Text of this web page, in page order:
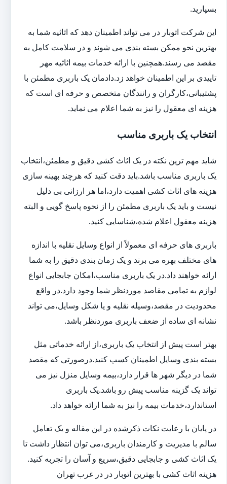
بسپارید.
این شرکت اتوبار در می تواند اطمینان دهد که اثاثیه شما به
بهترین نحو ممکن بسته بندی می شوند و در سلامت کامل به
مقصد می رسند.همچنین با ارائه خدمات بیمه اثاثیه مهر
تاییدی بر این اطمینان خواهد زد.دادمان یک باربری مطمئن با
پشتیبانی،کارگران و رانندگان متخصص و حرفه ای است که
هزینه ای معقول را نیز به شما اعلام می نماید.
انتخاب یک باربری مناسب
شاید مهم ترین نکته در یک اثاث کشی دقیق و مطمئن،انتخاب
یک باربری مناسب باشد.باید دقت کنید که هرچند بهینه سازی
هزینه های اثاث کشی اهمیت دارد،اما هر ارزانی بی دلیل
نیست و باید یک باربری مطمئن را از نحوه پاسخ گویی و البته
هزینه معقول اعلام شده،شناسایی کنید.
باربری های حرفه ای معمولاً از انواع وسایل نقلیه با اندازه
های مختلف بهره می برند و یک زمان بندی دقیق را به شما
ارائه خواهند داد.در یک باربری مناسب،امکان جابجایی انواع
لوازم به تمامی مقاصد موردنظر شما وجود دارد.در واقع
محدودیت در مقصد،وسیله نقلیه و یا شکل وسایل،می تواند
نشانه ای ساده از ضعف باربری موردنظر باشد.
بهتر است پیش از انتخاب یک باربری،از ارائه خدماتی مثل
بسته بندی وسایل اطمینان کسب کنید.درصورتی که مقصد
شما در دیگر شهر ها قرار دارد،بیمه وسایل منزل نیز می
تواند یک گزینه مناسب پیش رو باشد.یک باربری
استاندارد،خدمات بیمه را نیز به شما ارائه خواهد داد.
در پایان با رعایت نکات ذکرشده در این مقاله و یک تعامل
سالم با مدیریت و کارمندان باربری،می توان انتظار داشت تا
یک اثاث کشی و جابجایی دقیق،سریع و آسان را تجربه کنید.
هزینه اثاث کشی با بهترین اتوبار در در غرب تهران